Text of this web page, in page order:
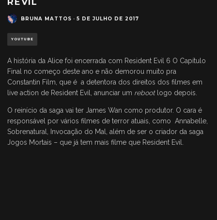
BRUNA MATTOS · 5 DE JULHO DE 2017
YOUTUBE
A história da Alice foi encerrada com Resident Evil 6 O Capítulo
Final no começo deste ano e não demorou muito pra
Constantin Film, que é a detentora dos direitos dos filmes em
live action de Resident Evil, anunciar um rebootlogo depois.
O reinício da saga vai ter James Wan como produtor. O cara é
responsável por vários filmes de terror atuais, como Annabelle,
Sobrenatural, Invocação do Mal, além de ser o criador da saga
Jogos Mortais – que já tem mais filme que Resident Evil.